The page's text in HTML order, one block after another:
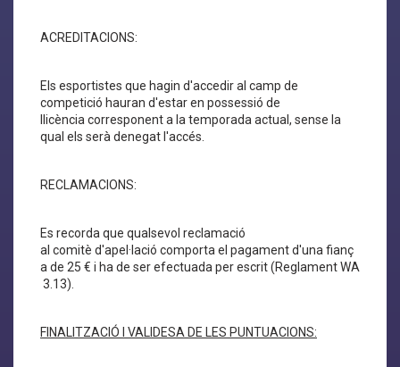
ACREDITACIONS:
Els esportistes que hagin d'accedir al camp de
competició hauran d'estar en possessió de
llicència corresponent a la temporada actual, sense la
qual els serà denegat l'accés.
RECLAMACIONS:
Es recorda que qualsevol reclamació
al comitè d'apel·lació comporta el pagament d'una fianç
a de 25 € i ha de ser efectuada per escrit (Reglament WA
3.13).
FINALITZACIÓ I VALIDESA DE LES PUNTUACIONS: